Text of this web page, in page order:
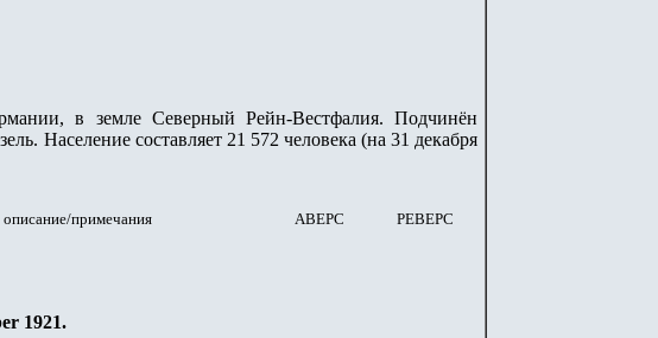
в земле Северный Рейн-Вестфалия. Подчинён
Население составляет 21 572 человека (на 31 декабря
описание/примечания АВЕРС РЕВЕРС
1921.